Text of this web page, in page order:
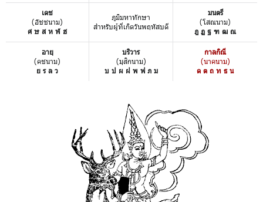
เดช
(อัชชนาม)
ศ ษ ส ห ฬ ฮ
ภูมิมหาทักษา
สำหรับผู้ที่เกิดวันพฤหัสบดี
มนตรี
(โสณนาม)
ฎ ฏ ฐ ฑ ฒ ณ
อายุ
(คชนาม)
ย ร ล ว
บริวาร
(มุสิกนาม)
บ ป ผ ฝ พ ฟ ภ ม
กาลกิณี
(นาคนาม)
ด ต ถ ท ธ น